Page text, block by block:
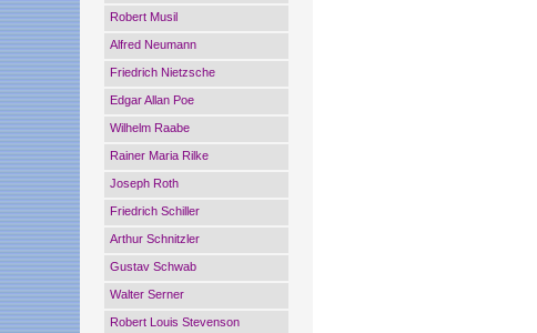
Robert Musil
Alfred Neumann
Friedrich Nietzsche
Edgar Allan Poe
Wilhelm Raabe
Rainer Maria Rilke
Joseph Roth
Friedrich Schiller
Arthur Schnitzler
Gustav Schwab
Walter Serner
Robert Louis Stevenson